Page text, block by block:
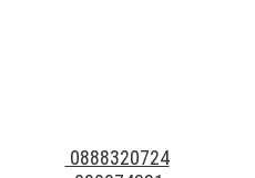
0888320724